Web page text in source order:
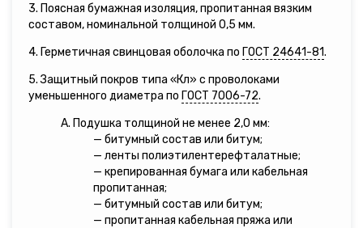
3. Поясная бумажная изоляция, пропитанная вязким
составом, номинальной толщиной 0,5 мм.
4. Герметичная свинцовая оболочка по ГОСТ 24641-81.
5. Защитный покров типа «Кл» с проволоками
уменьшенного диаметра по ГОСТ 7006-72.
А. Подушка толщиной не менее 2,0 мм:
— битумный состав или битум;
— ленты полиэтилентерефталатные;
— крепированная бумага или кабельная
пропитанная;
— битумный состав или битум;
— пропитанная кабельная пряжа или